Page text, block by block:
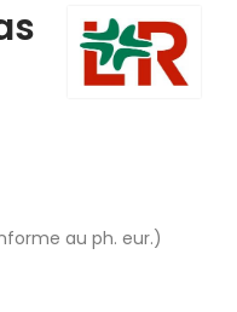
au ph. eur.)